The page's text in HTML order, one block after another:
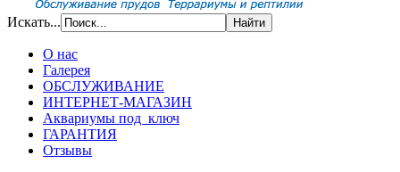
Искать...
О нас
Галерея
ОБСЛУЖИВАНИЕ
ИНТЕРНЕТ-МАГАЗИН
Аквариумы под ключ
ГАРАНТИЯ
Отзывы